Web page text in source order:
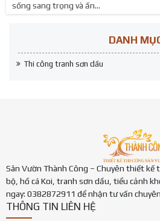
sống sang trọng và ấn...
DANH
Thi công tranh sơn dầu
Sân Vườn Thành Công – Chuyên thiết kế
bộ, hồ cá Koi, tranh sơn dầu, tiểu cảnh
ngay: 0382872911 để nhận tư vấn
THÔNG TIN LIÊN HỆ